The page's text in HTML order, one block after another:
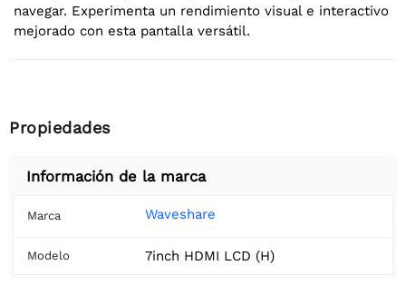
navegar. Experimenta un rendimiento visual e interactivo
mejorado con esta pantalla versátil.
Propiedades
Información de la marca
Marca Waveshare
Modelo 7inch HDMI LCD (H)